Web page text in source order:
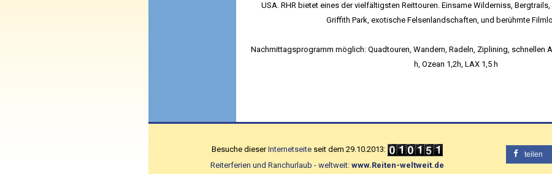
USA. RHR bietet eines der vielfältigsten Reittouren. Einsame Wilderniss,
Griffith Park, exotische Felsenlandschaften, und berühmte
Nachmittagsprogramm möglich: Quadtouren, Wandern, Radeln, Ziplining, schnellen
h, Ozean 1,2h, LAX 1,5 h
Besuche dieserInternetseite seit dem 29.10.2013:
Reiterferien und Ranchurlaub - weltweit:www.Reiten-weltweit.de
teilen